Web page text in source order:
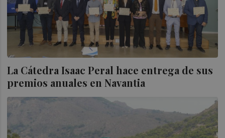
La Cátedra Isaac Peral hace entrega de sus
premios anuales en Navantia